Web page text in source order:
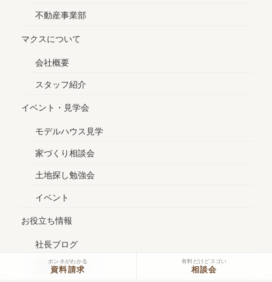
不動産事業部
マクスについて
会社概要
スタッフ紹介
イベント・見学会
モデルハウス見学
家づくり相談会
土地探し勉強会
イベント
お役立ち情報
社長ブログ
(旧)社長ブログ
ホンネがわかる
資料請求
有料だけどスゴい
相談会